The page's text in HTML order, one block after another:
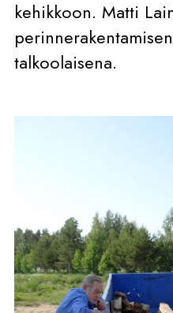
kehikkoon. Matti
talkoolaisena.